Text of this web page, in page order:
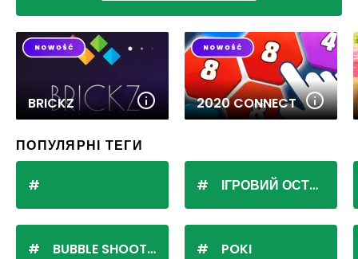
BRICKZ 2020 CONNECT
ПОПУЛЯРНІ ТЕГИ
BUBBLE SHOOTER
ІГРОВИЙ ОСТРІВ
POKI